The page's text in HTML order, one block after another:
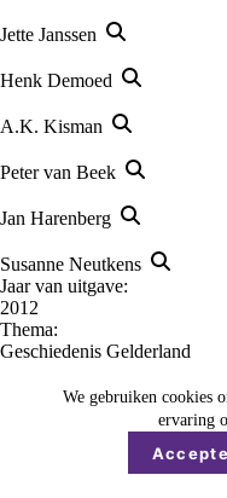
We gebruiken cookies
ervaring
Jette Janssen
Henk Demoed
A.K. Kisman
Peter van Beek
Jan Harenberg
Susanne Neutkens
Jaar van uitgave:
2012
Thema:
Geschiedenis Gelderland
9 - Geografie - biografie -
Gelders Erfgoed Platform